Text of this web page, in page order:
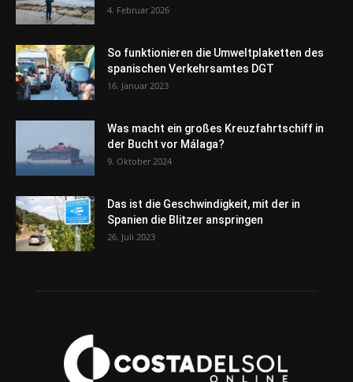
4. Februar 2026
So funktionieren die Umweltplaketten des
spanischen Verkehrsamtes DGT
16. Januar 2023
Was macht ein großes Kreuzfahrtschiff in
der Bucht vor Málaga?
9. Oktober 2024
Das ist die Geschwindigkeit, mit der in
Spanien die Blitzer anspringen
26. Juli 2023